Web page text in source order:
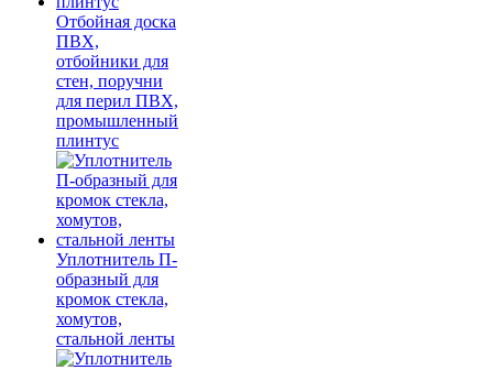
Отбойная доска
ПВХ,
отбойники для
стен, поручни
для перил ПВХ,
промышленный
плинтус
Уплотнитель П-
образный для
кромок стекла,
хомутов,
стальной ленты